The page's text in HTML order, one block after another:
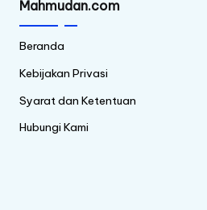
Mahmudan.com
Beranda
Kebijakan Privasi
Syarat dan Ketentuan
Hubungi Kami